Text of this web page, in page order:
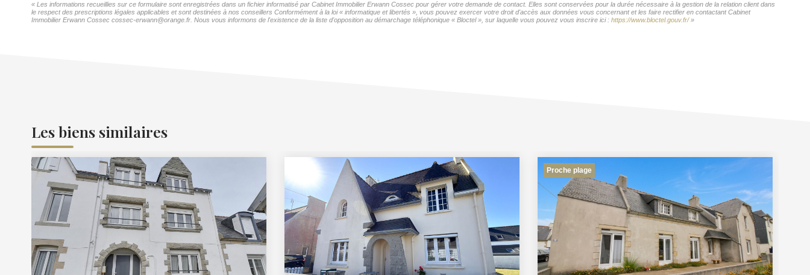
« Les informations recueillies sur ce formulaire sont enregistrées dans un fichier informatisé par Cabinet Immobilier Erwann Cossec pour gérer votre demande de contact. Elles sont conservées pour la durée nécessaire à la gestion de la relation client dans
le respect des prescriptions légales applicables et sont destinées à nos conseillers Conformément à la loi « informatique et libertés », vous pouvez exercer votre droit d'accès aux données vous concernant et les faire rectifier en contactant Cabinet
Immobilier Erwann Cossec cossec-erwann@orange.fr. Nous vous informons de l'existence de la liste d'opposition au démarchage téléphonique « Bloctel », sur laquelle vous pouvez vous inscrire ici : https://www.bloctel.gouv.fr/»
Les biens similaires
Proche plage